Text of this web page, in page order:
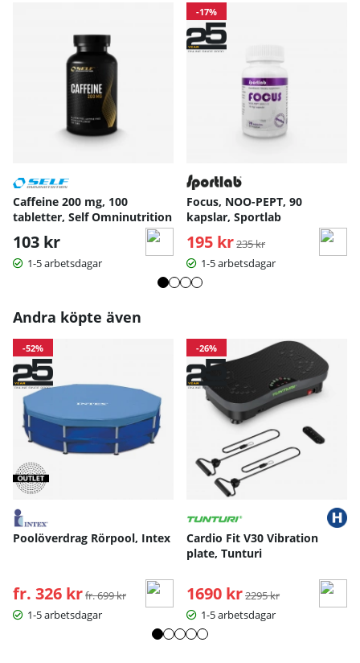
Caffeine 200 mg, 100
tabletter, Self Omninutrition
103 kr
1-5 arbetsdagar
-17%
Focus, NOO-PEPT, 90
kapslar, Sportlab
195 kr Ordinarie pris:
235 kr
1-5 arbetsdagar
Andra köpte även
-52%
Poolöverdrag Rörpool, Intex
fr. 326 kr Ordinarie pris:
fr. 699 kr
1-5 arbetsdagar
-26%
Cardio Fit V30 Vibration
plate, Tunturi
1690 kr Ordinarie pris:
2295 kr
1-5 arbetsdagar